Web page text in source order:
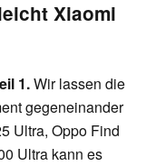
Xiaomi
1.Wir lassen die
gegeneinander
Ultra, Oppo Find
Ultra kann es